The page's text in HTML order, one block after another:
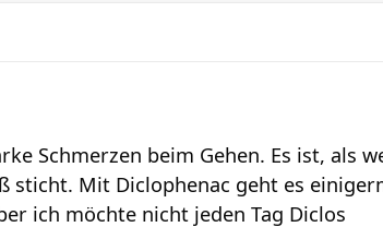
Schmerzen beim Gehen. Es ist, als
sticht. Mit Diclophenac geht es
ich möchte nicht jeden Tag Diclos